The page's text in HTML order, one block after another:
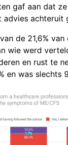
gaf aan dat
achteruit
de 21,6% van
wie werd
en rust te
en was slechts